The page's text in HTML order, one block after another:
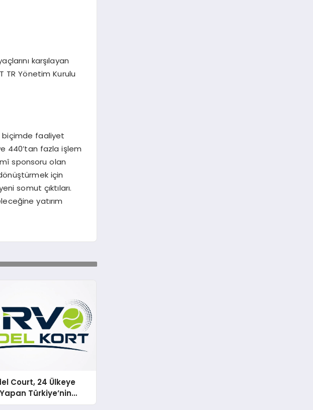
karşılayan
TR Yönetim Kurulu
biçimde faaliyet
440’tan fazla işlem
sponsoru olan
için
somut çıktıları.
yatırım
Court, 24 Ülkeye
Türkiye’nin
Üretim Gücü